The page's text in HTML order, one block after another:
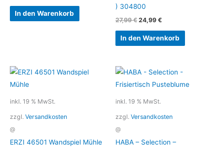
In den Warenkorb
) 304800
27,99€ 24,99 €
In den Warenkorb
inkl. 19 % MwSt.
zzgl. Versandkosten
@
ERZI 46501 Wandspiel Mühle
inkl. 19 % MwSt.
zzgl. Versandkosten
@
HABA – Selection –